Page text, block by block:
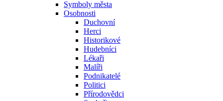
Symboly města
Osobnosti
Duchovní
Herci
Historikové
Hudebníci
Lékaři
Malíři
Podnikatelé
Politici
Přírodovědci